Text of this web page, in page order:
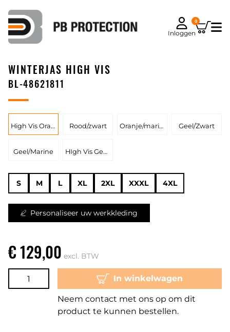
Inloggen
0
WINTERJAS HIGH VIS
BL-48621811
High Vis Oranje/Medium Grijs Rood/zwart Oranje/marine Geel/Zwart
Geel/Marine HIgh Vis Geel/Medium Grijs
S M L XL 2XL XXXL 4XL
Personaliseer uw werkkleding
€ 129,00 excl. BTW
In winkelwagen
Neem contact met ons op om dit
product te kunnen bestellen.